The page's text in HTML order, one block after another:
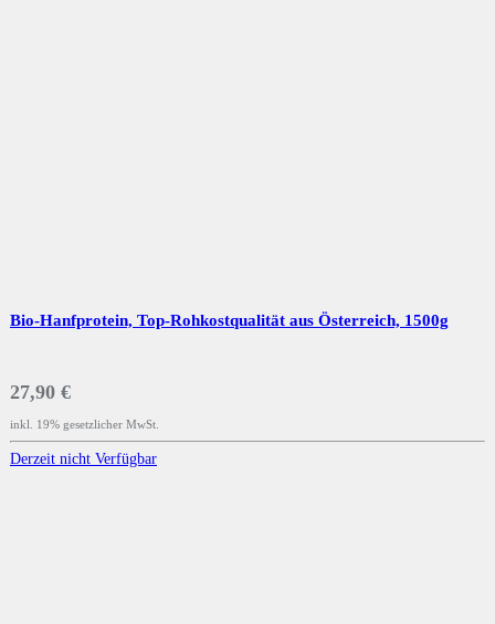
Bio-Hanfprotein, Top-Rohkostqualität aus Österreich, 1500g
27,90 €
inkl. 19% gesetzlicher MwSt.
Derzeit nicht Verfügbar